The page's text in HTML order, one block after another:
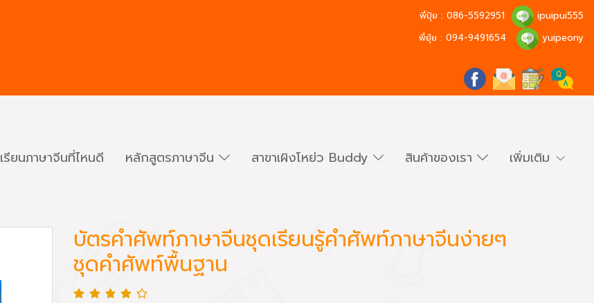
พี่ปุ้ย : 086-5592951
ipuipui555
พี่ยุ้ย : 094-9491654 yuipeony
เรียนภาษาจีนที่ไหนดี หลักสูตรภาษาจีน สาขาเผิงโหย่ว Buddy สินค้าของเรา เพิ่มเติม
บัตรคำศัพท์ภาษาจีนชุดเรียนรู้คำศัพท์ภาษาจีนง่ายๆ
ชุดคำศัพท์พื้นฐาน